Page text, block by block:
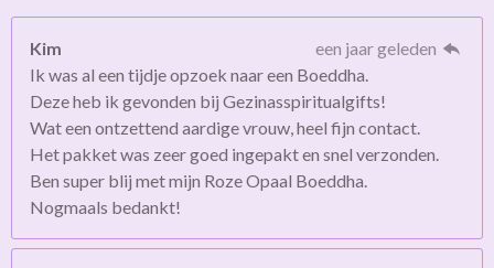
Kim
een jaar geleden
Ik was al een tijdje opzoek naar een Boeddha.
Deze heb ik gevonden bij Gezinasspiritualgifts!
Wat een ontzettend aardige vrouw, heel fijn contact.
Het pakket was zeer goed ingepakt en snel verzonden.
Ben super blij met mijn Roze Opaal Boeddha.
Nogmaals bedankt!